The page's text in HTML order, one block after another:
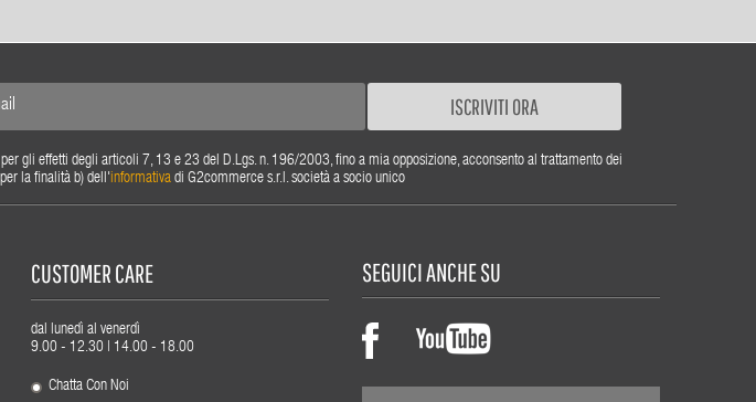
ISCRIVITI ORA
gli effetti degli articoli 7, 13 e 23 del D.Lgs. n. 196/2003, fino a mia opposizione, acconsento al trattamento dei
la finalità b) dell'informativadi G2commerce s.r.l. società a socio unico
CUSTOMER CARE
dal lunedì al venerdì
9.00 - 12.30 | 14.00 - 18.00
Chatta Con Noi
SEGUICI ANCHE SU